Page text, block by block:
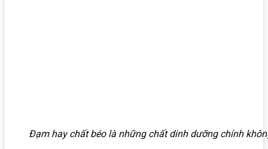
Đạm hay chất béo là những chất dinh dưỡng chính